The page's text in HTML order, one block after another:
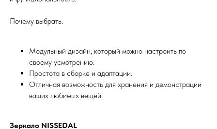
Почему выбрать:
Модульный дизайн, который можно настроить по
своему усмотрению.
Простота в сборке и адаптации.
Отличная возможность для хранения и демонстрации
ваших любимых вещей.
Зеркало NISSEDAL